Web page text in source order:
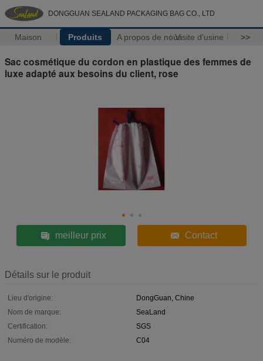
DONGGUAN SEALAND PACKAGING BAG CO., LTD
Maison Produits A propos de nousVisite d'usine >>
Sac cosmétique du cordon en plastique des femmes de
luxe adapté aux besoins du client, rose
meilleur prix Contact
Détails sur le produit
Lieu d'origine:
DongGuan, Chine
Nom de marque:
SeaLand
Certification:
SGS
Numéro de modèle:
C04